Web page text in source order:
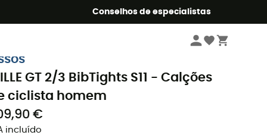
Conselhos de especialistas
Calções de ciclista homem
GT 2/3 BibTights S11 - Calções
ciclista homem
€
incluído